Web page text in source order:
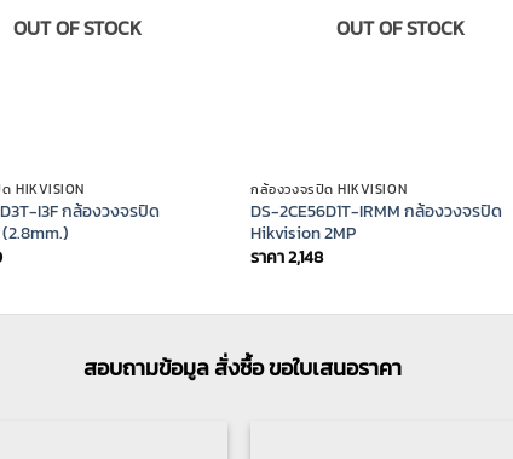
OUT OF STOCK
HIKVISION
I3F กล้องวงจรปิด
OUT OF STOCK
กล้องวงจรปิด HIKVISION
DS-2CE56D1T-IRMM กล้องวงจรปิด
Hikvision 2MP
ราคา2,148
สอบถามข้อมูล สั่งซื้อ ขอใบเสนอราคา